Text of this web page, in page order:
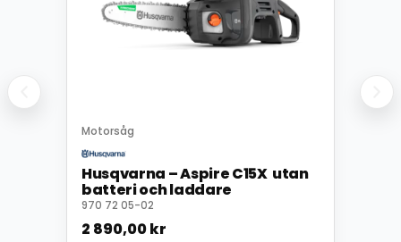
Motorsåg
Husqvarna – Aspire C15X utan
batteri och laddare
970 72 05-02
2 890,00kr